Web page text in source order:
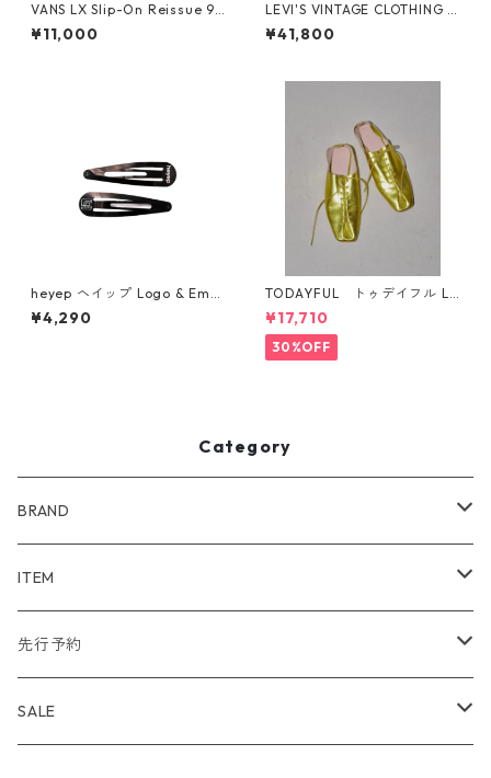
VANS LX Slip-On Reissue 98
メンズ レディース VN000CS
E2BO BLACK/OFF WHITE
¥11,000
LEVI'S VINTAGE CLOTHING 1
922 501XX RIGID A441000
03 リジッド セルビッジデニ
¥41,800
heyep ヘイップ Logo & Embl
em Hair Clips - 2 Piece Set
hp9724
¥4,290
TODAYFUL トゥデイフル La
ceup Leather Shoes 1232101
1
¥17,710
30%OFF
Category
BRAND
WIND AND SEA
アウター
トップス
NAISSANCE
アウター
bal
ITEM
アウター
トップス
先行予約
TODAYFUL 2020 SUMMER
SALE